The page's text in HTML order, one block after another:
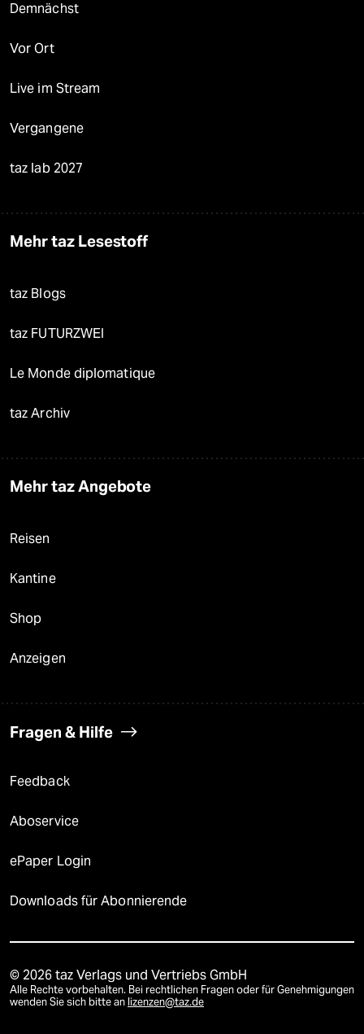
Demnächst
Vor Ort
Live im Stream
Vergangene
taz lab 2027
Mehr taz Lesestoff
taz Blogs
taz FUTURZWEI
Le Monde diplomatique
taz Archiv
Mehr taz Angebote
Reisen
Kantine
Shop
Anzeigen
Fragen & Hilfe
Feedback
Aboservice
ePaper Login
Downloads für Abonnierende
© 2026 taz Verlags und Vertriebs GmbH
Alle Rechte vorbehalten. Bei rechtlichen Fragen oder für Genehmigungen
wenden Sie sich bitte an lizenzen@taz.de